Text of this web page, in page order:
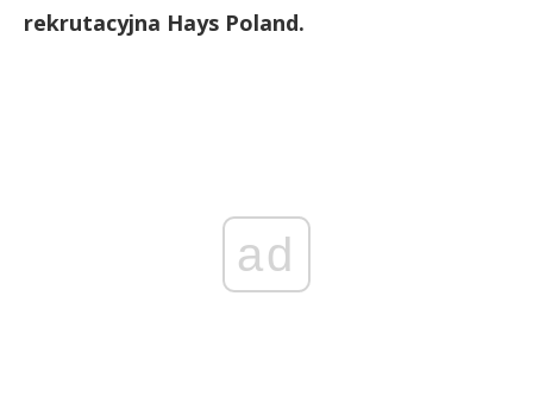
rekrutacyjna Hays Poland.
ad